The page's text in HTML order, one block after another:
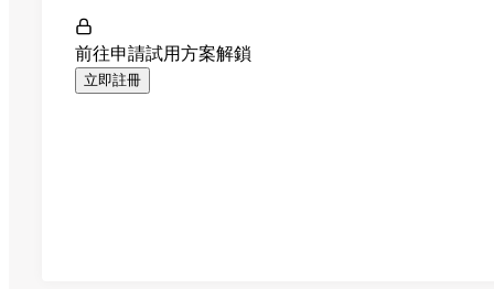
前往申請試用方案解鎖
立即註冊